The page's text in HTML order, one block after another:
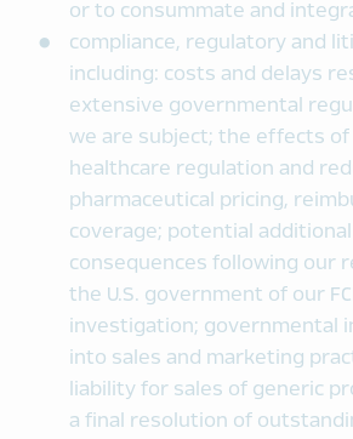
or to consummate and
compliance, regulatory and
including: costs and delays
extensive governmental
we are subject; the effects
healthcare regulation and
pharmaceutical pricing,
coverage; potential
consequences following our
the U.S. government of our
investigation; governmental
into sales and marketing
liability for sales of generic
a final resolution of